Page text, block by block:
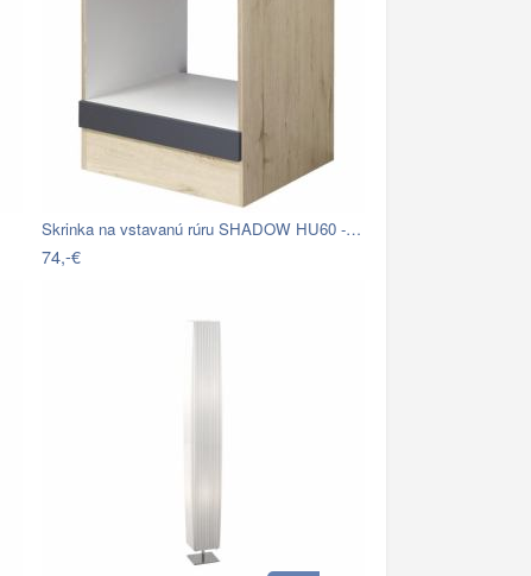
Skrinka na vstavanú rúru SHADOW HU60 -…
74,-€